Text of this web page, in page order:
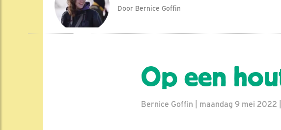
Door Bernice Goffin
Op een
Bernice Goffin | maandag 9 mei 2022 |